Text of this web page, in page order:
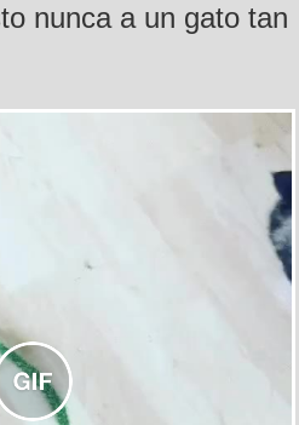
nunca a un gato tan